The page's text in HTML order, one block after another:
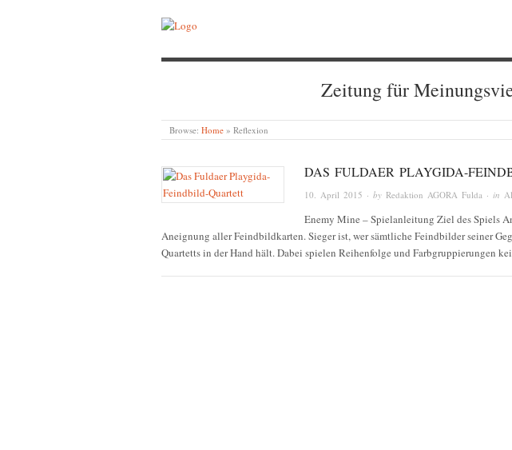
Zeitung für
Browse: Home » Reflexion
DAS FULDAER PLAYGIDA-
10. April 2015 · by Redaktion AGORA Fulda · in
Enemy Mine – Spielanleitung Ziel des Spiels
Aneignung aller Feindbildkarten. Sieger ist, wer sämtliche Feindbilder seiner
Quartetts in der Hand hält. Dabei spielen Reihenfolge und Farbgruppierungen